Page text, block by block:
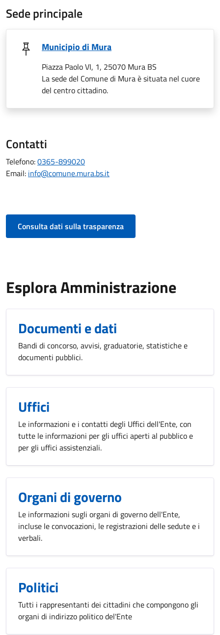
Sede principale
Municipio di Mura
Piazza Paolo VI, 1, 25070 Mura BS
La sede del Comune di Mura è situata nel cuore
del centro cittadino.
Contatti
Telefono:0365-899020
Email: info@comune.mura.bs.it
Consulta dati sulla trasparenza
Esplora Amministrazione
Documenti e dati
Bandi di concorso, avvisi, graduatorie, statistiche e
documenti pubblici.
Uffici
Le informazioni e i contatti degli Uffici dell'Ente, con
tutte le informazioni per gli uffici aperti al pubblico e
per gli uffici assistenziali.
Organi di governo
Le informazioni sugli organi di governo dell'Ente,
incluse le convocazioni, le registrazioni delle sedute e i
verbali.
Politici
Tutti i rappresentanti dei cittadini che compongono gli
organi di indirizzo politico del'Ente